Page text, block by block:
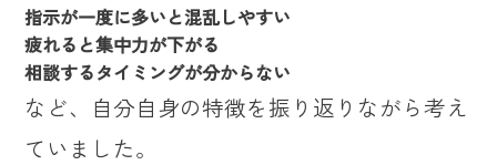
指示が一度に多いと混乱しやすい
疲れると集中力が下がる
相談するタイミングが分からない
など、自分自身の特徴を振り返りながら考え
ていました。